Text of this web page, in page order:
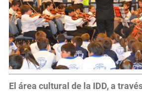
El área cultural de la IDD, a